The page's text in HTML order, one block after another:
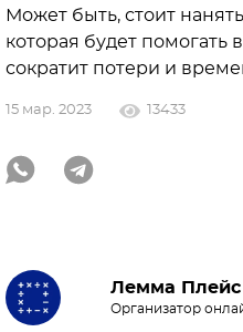
Может быть, стоит
которая будет помогать
сократит потери и
15 мар. 2023 13433
Лемма Плейс
Организатор